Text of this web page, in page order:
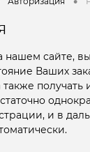
нашем сайте,
Ваших
и в